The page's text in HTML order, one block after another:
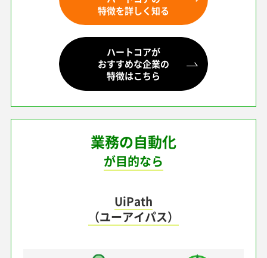
特徴を詳しく知る
ハートコアが
おすすめな企業の
特徴はこちら
業務の自動化
が目的なら
UiPath
（ユーアイパス）